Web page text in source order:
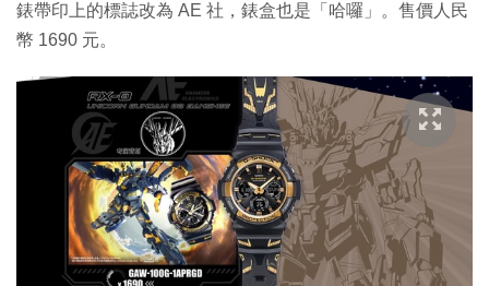
錶帶印上的標誌改為 AE 社，錶盒也是「哈囉」。售價人民
幣 1690 元。